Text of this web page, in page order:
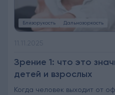
Близорукость Дальнозоркость
Зрение 1: что это
детей и взрослых
Когда человек выходит от